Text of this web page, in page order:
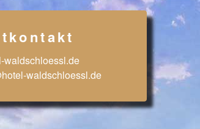
waldschloessl.de
waldschloessl.de